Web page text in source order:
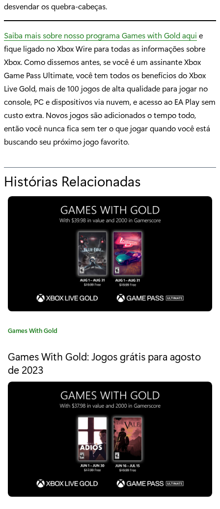
desvendar os quebra-cabeças.
Saiba mais sobre nosso programa Games with Gold aqui e
fique ligado no Xbox Wire para todas as informações sobre
Xbox. Como dissemos antes, se você é um assinante Xbox
Game Pass Ultimate, você tem todos os benefícios do Xbox
Live Gold, mais de 100 jogos de alta qualidade para jogar no
console, PC e dispositivos via nuvem, e acesso ao EA Play sem
custo extra. Novos jogos são adicionados o tempo todo,
então você nunca fica sem ter o que jogar quando você está
buscando seu próximo jogo favorito.
Histórias Relacionadas
a
r
a
"
G
m
W
t
h
G
o
l
d
:
C
e
g
o
Games With Gold
Games With Gold: Jogos grátis para agosto
de 2023